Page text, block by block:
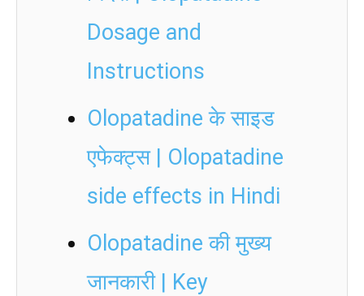
Dosage and
Instructions
Olopatadine के साइड
एफेक्ट्स | Olopatadine
side effects in Hindi
Olopatadine की मुख्य
जानकारी | Key